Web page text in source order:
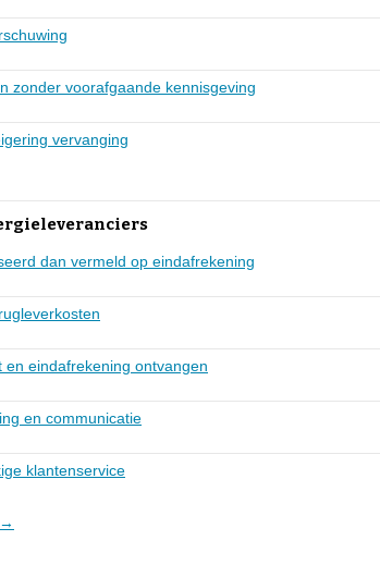
zonder voorafgaande kennisgeving
vervanging
dan vermeld op eindafrekening
eindafrekening ontvangen
en communicatie
klantenservice